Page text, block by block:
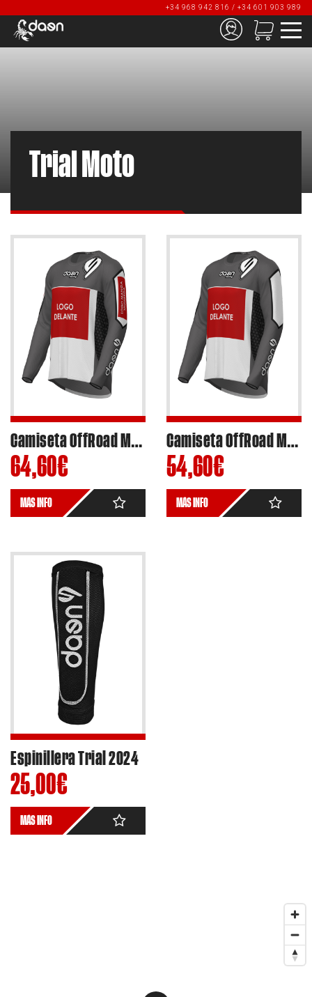
+34 968 942 816 / +34 601 903 989
Trial Moto
Camiseta OffRoad Motocross/Enduro Custom Essential Edition – Mangas, Frontal y Espalda 2024
64,60€
MÁS INFO
Camiseta OffRoad Motocross/Enduro Custom Essential Edition 2025
54,60€
MÁS INFO
Espinillera Trial 2024
25,00€
MÁS INFO